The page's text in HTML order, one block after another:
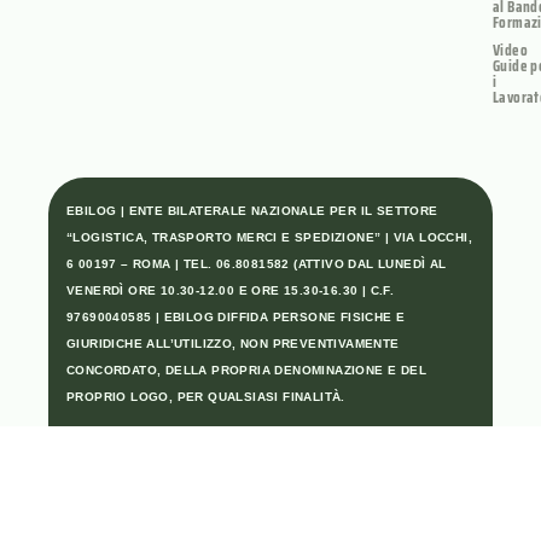
al
Video
Guide
i
EBILOG | ENTE BILATERALE NAZIONALE PER IL SETTORE
“LOGISTICA, TRASPORTO MERCI E SPEDIZIONE” | VIA LOCCHI,
6 00197 – ROMA | TEL. 06.8081582 (ATTIVO DAL LUNEDÌ AL
VENERDÌ ORE 10.30-12.00 E ORE 15.30-16.30 | C.F.
97690040585 | EBILOG DIFFIDA PERSONE FISICHE E
GIURIDICHE ALL’UTILIZZO, NON PREVENTIVAMENTE
CONCORDATO, DELLA PROPRIA DENOMINAZIONE E DEL
PROPRIO LOGO, PER QUALSIASI FINALITÀ.